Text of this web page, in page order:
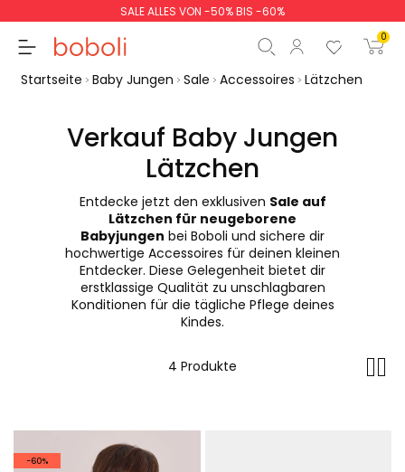
SALE ALLES VON -50% BIS -60%
0
Gesamtbetrag
weiter Start der Bestellung
Startseite Baby Jungen Sale Accessoires Lätzchen
Verkauf Baby Jungen
Lätzchen
Entdecke jetzt den exklusiven Sale auf
Lätzchen für neugeborene
Babyjungen bei Boboli und sichere dir
hochwertige Accessoires für deinen kleinen
Entdecker. Diese Gelegenheit bietet dir
erstklassige Qualität zu unschlagbaren
Konditionen für die tägliche Pflege deines
Kindes.
4 Produkte
-60%